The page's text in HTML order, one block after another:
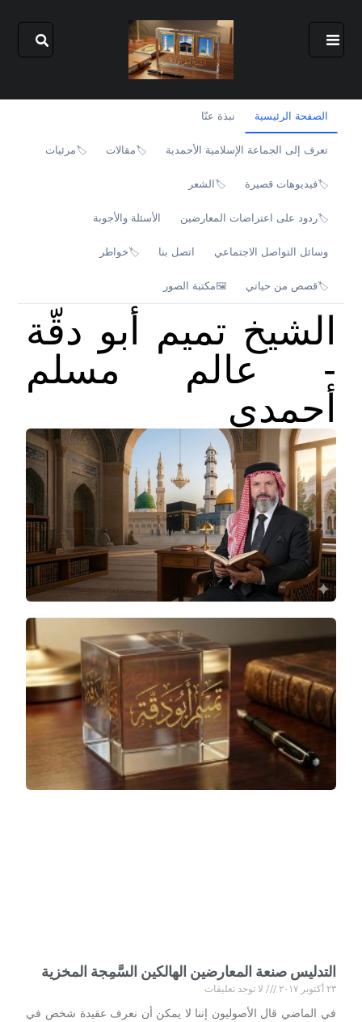
الصفحة الرئيسية نبذة عنّا
تعرف إلى الجماعة الإسلامية الأحمدية 🏷️مقالات 🏷️مرئيات
🏷️فيديوهات قصيرة 🏷️ الشعر
🏷️ردود على اعتراضات المعارضين الأسئلة والأجوبة
وسائل التواصل الاجتماعي اتصل بنا 🏷️خواطر
🏷️قصص من حياتي 🖼️مكتبة الصور
الشيخ تميم أبو دقّة
- عالم مسلم
أحمدي
التدليس صنعة المعارضين الهالكين السَّمِجة المخزية
٢٣ أكتوبر ٢٠١٧
لا توجد تعليقات
في الماضي قال الأصوليون إننا لا يمكن أن نعرف عقيدة شخص في